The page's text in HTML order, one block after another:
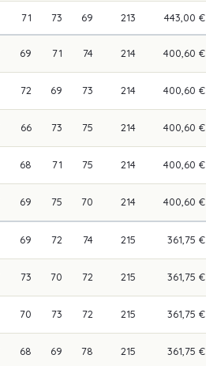
71 73 69 213 443,00 €
69 71 74 214 400,60 €
72 69 73 214 400,60 €
66 73 75 214 400,60 €
68 71 75 214 400,60 €
69 75 70 214 400,60 €
69 72 74 215 361,75 €
73 70 72 215 361,75 €
70 73 72 215 361,75 €
68 69 78 215 361,75 €